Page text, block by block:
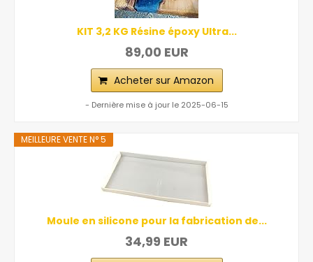
KIT 3,2 KG Résine époxy Ultra...
89,00 EUR
Acheter sur Amazon
- Dernière mise à jour le 2025-06-15
MEILLEURE VENTE N° 5
Moule en silicone pour la fabrication de...
34,99 EUR